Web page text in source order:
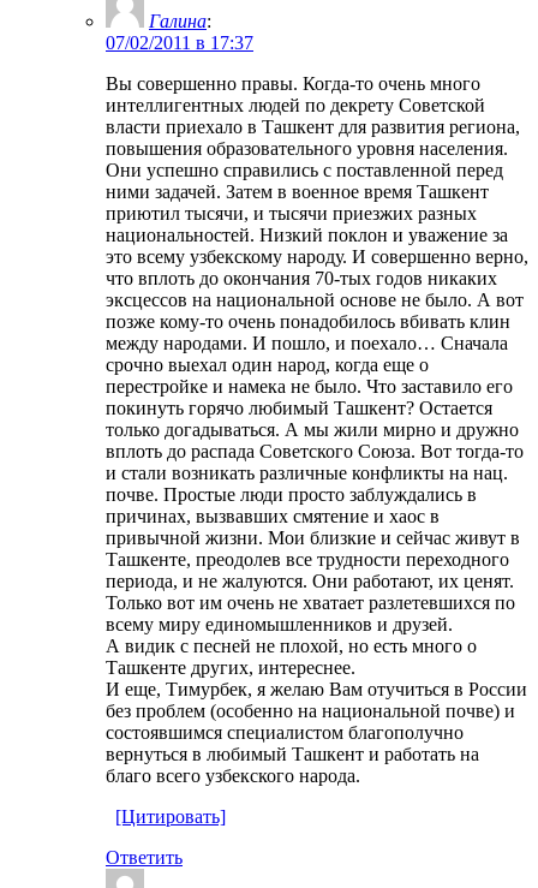
Галина:
07/02/2011 в 17:37
Вы совершенно правы. Когда-то очень много
интеллигентных людей по декрету Советской
власти приехало в Ташкент для развития региона,
повышения образовательного уровня населения.
Они успешно справились с поставленной перед
ними задачей. Затем в военное время Ташкент
приютил тысячи, и тысячи приезжих разных
национальностей. Низкий поклон и уважение за
это всему узбекскому народу. И совершенно верно,
что вплоть до окончания 70-тых годов никаких
эксцессов на национальной основе не было. А вот
позже кому-то очень понадобилось вбивать клин
между народами. И пошло, и поехало… Сначала
срочно выехал один народ, когда еще о
перестройке и намека не было. Что заставило его
покинуть горячо любимый Ташкент? Остается
только догадываться. А мы жили мирно и дружно
вплоть до распада Советского Союза. Вот тогда-то
и стали возникать различные конфликты на нац.
почве. Простые люди просто заблуждались в
причинах, вызвавших смятение и хаос в
привычной жизни. Мои близкие и сейчас живут в
Ташкенте, преодолев все трудности переходного
периода, и не жалуются. Они работают, их ценят.
Только вот им очень не хватает разлетевшихся по
всему миру единомышленников и друзей.
А видик с песней не плохой, но есть много о
Ташкенте других, интереснее.
И еще, Тимурбек, я желаю Вам отучиться в России
без проблем (особенно на национальной почве) и
состоявшимся специалистом благополучно
вернуться в любимый Ташкент и работать на
благо всего узбекского народа.
[Цитировать]
Ответить